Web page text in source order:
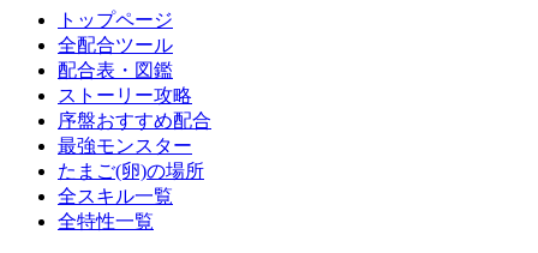
トップページ
全配合ツール
配合表・図鑑
ストーリー攻略
序盤おすすめ配合
最強モンスター
たまご(卵)の場所
全スキル一覧
全特性一覧